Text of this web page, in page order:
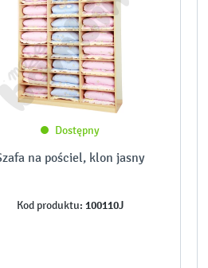
Dostępny
na pościel, klon jasny
Kod produktu: 100110J